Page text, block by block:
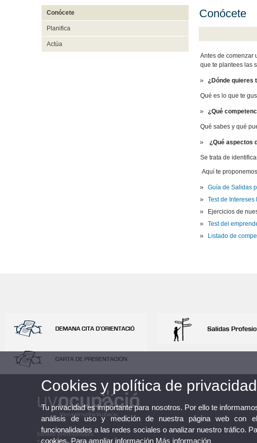
Conócete
Planifica
Actúa
Conócete
Antes de comenzar
que te plantees las
¿Dónde quieres
Qué es lo que te
¿Qué
Qué sabes y qué
¿Qué aspectos
Se trata de
Aquí te
Guía de Salidas
Test de
Ejercicios de
Test del
Listado de
Salidas profesionales
Talento y Capacidad en la Universidad
Cookies y política de privacidad
Tu privacidad es importante para nosotros. Por ello te
análisis de uso y medición de nuestra página web con
funcionalidades a las redes sociales o analizar nuestro tráfico.
cookies. Para ampliar información Más información